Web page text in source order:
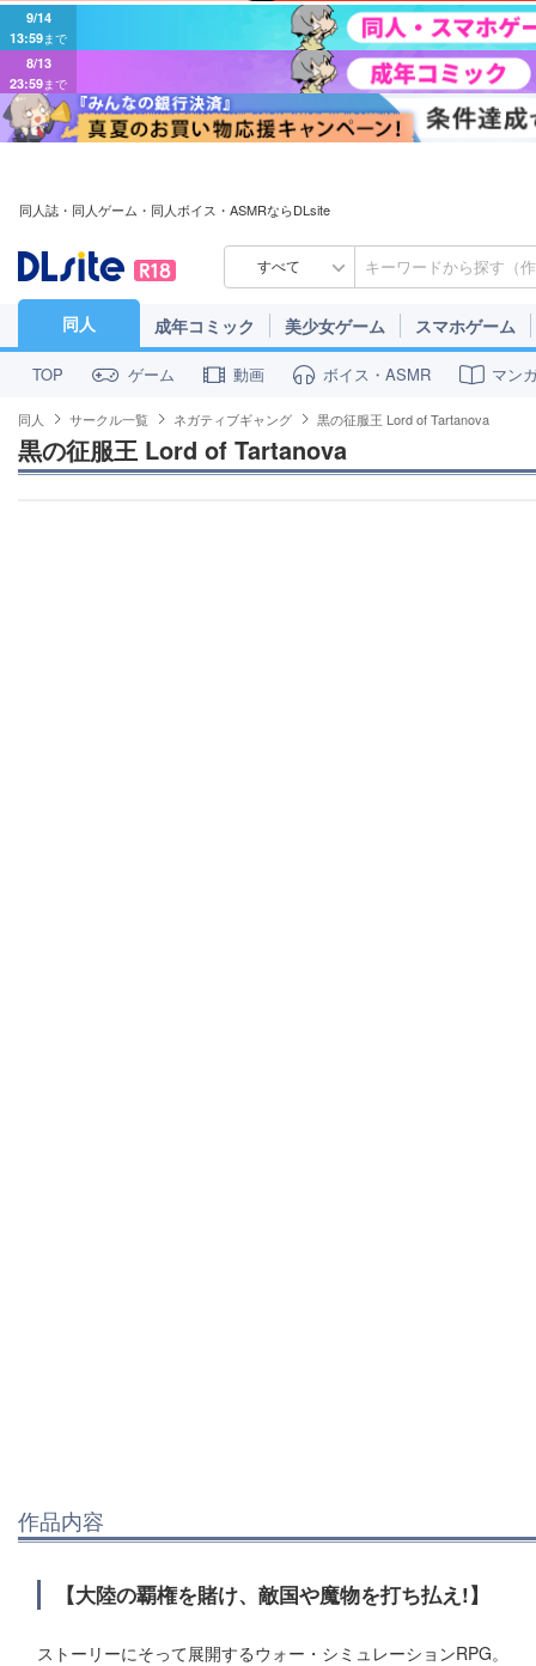
9/14
13:59まで
8/13
23:59まで
同人誌・同人ゲーム・同人ボイス・ASMRならDLsite
すべて
同人 成年コミック 美少女ゲーム スマホゲーム
TOP ゲーム 動画 ボイス・ASMR マン
同人 サークル一覧 ネガティブギャング 黒の征服王 Lord of Tartanova
黒の征服王 Lord of Tartanova
作品内容
【大陸の覇権を賭け、敵国や魔物を打ち払え!】
ストーリーにそって展開するウォー・シミュレーションRPG。